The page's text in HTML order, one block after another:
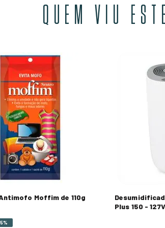
QUEM VIU
Moffim de 110g
Plus 150 - 127V